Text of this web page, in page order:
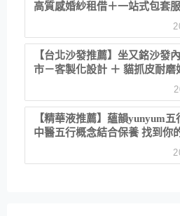
高質感婚紗租借＋一站式包套
【台北沙發推薦】坐又銘沙發
市－客製化設計 ＋ 貓抓皮耐磨
直營直銷、價格透明 高CP值
居家風格
【精華液推薦】蘊韻yunyum五
中醫五行概念結合保養 找到你
華！ 水㊀土㊀就選「潤・賦精
肌膚剛剛好的平衡